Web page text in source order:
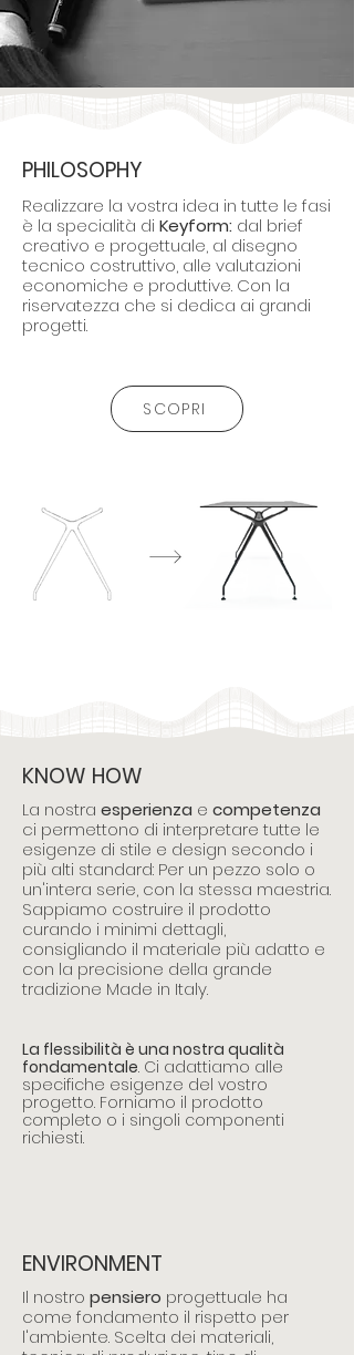
PHILOSOPHY
Realizzare la vostra idea in tutte le fasi
è la specialità di Keyform: dal brief
creativo e progettuale, al disegno
tecnico costruttivo, alle valutazioni
economiche e produttive. Con la
riservatezza che si dedica ai grandi
progetti.
SCOPRI
KNOW HOW
La nostra esperienza e competenza
ci permettono di interpretare tutte le
esigenze di stile e design secondo i
più alti standard: Per un pezzo solo o
un'intera serie, con la stessa maestria.
Sappiamo costruire il prodotto
curando i minimi dettagli,
consigliando il materiale più adatto e
con la precisione della grande
tradizione Made in Italy.
La flessibilità è una nostra qualità
fondamentale. Ci adattiamo alle
specifiche esigenze del vostro
progetto. Forniamo il prodotto
completo o i singoli componenti
richiesti.
ENVIRONMENT
Il nostro pensiero progettuale ha
come fondamento il rispetto per
l'ambiente. Scelta dei materiali,